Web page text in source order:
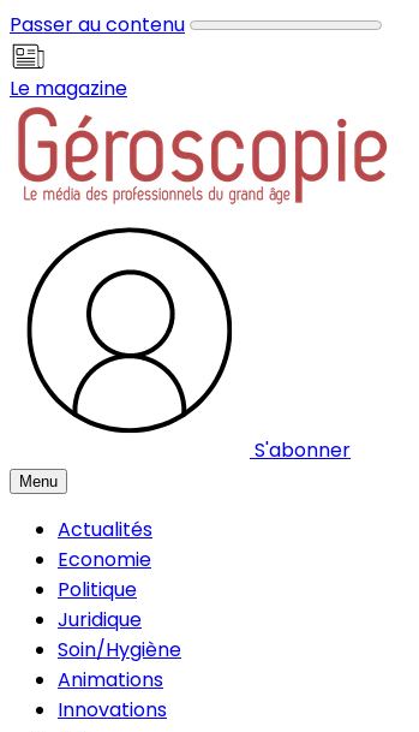
Passer au contenu
Le magazine
S'abonner
Menu
Actualités
Economie
Politique
Juridique
Soin/Hygiène
Animations
Innovations
Panneau de gestion des cookies